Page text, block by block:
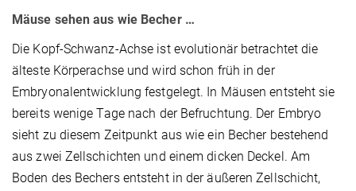
Mäuse sehen aus wie Becher …
Die Kopf-Schwanz-Achse ist evolutionär betrachtet die
älteste Körperachse und wird schon früh in der
Embryonalentwicklung festgelegt. In Mäusen entsteht sie
bereits wenige Tage nach der Befruchtung. Der Embryo
sieht zu diesem Zeitpunkt aus wie ein Becher bestehend
aus zwei Zellschichten und einem dicken Deckel. Am
Boden des Bechers entsteht in der äußeren Zellschicht,